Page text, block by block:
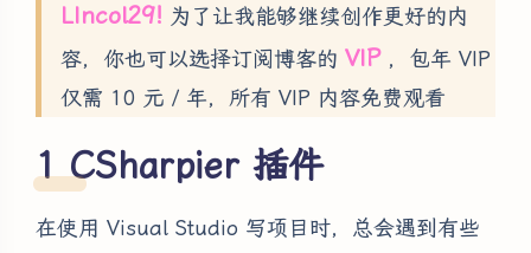
LIncol29! 为了让我能够继续创作更好的内
容，你也可以选择订阅博客的 VIP，包年 VIP
仅需 10 元 / 年，所有 VIP 内容免费观看
CSharpier 插件
在使用 Visual Studio 写项目时，总会遇到有些